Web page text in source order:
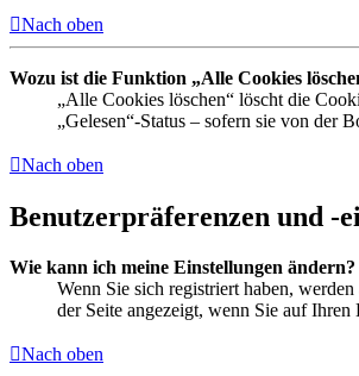
Nach oben
Wozu ist die Funktion „Alle Cookies
„Alle Cookies löschen“ löscht die
„Gelesen“-Status – sofern sie von der
Nach oben
Benutzerpräferenzen und -
Wie kann ich meine Einstellungen ändern?
Wenn Sie sich registriert haben,
der Seite angezeigt, wenn Sie auf
Nach oben